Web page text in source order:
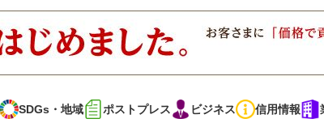
SDGs・地域 ポストプレス ビジネス 信用情報